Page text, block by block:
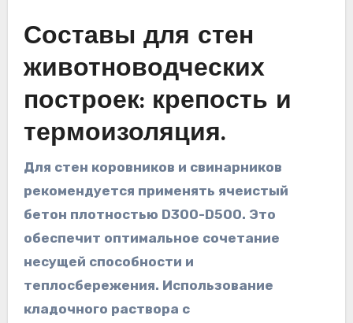
Составы для стен
животноводческих
построек: крепость и
термоизоляция.
Для стен коровников и свинарников
рекомендуется применять ячеистый
бетон плотностью D300-D500. Это
обеспечит оптимальное сочетание
несущей способности и
теплосбережения. Использование
кладочного раствора с